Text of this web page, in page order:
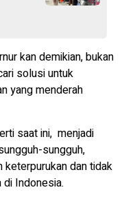
kan demikian, bukan
solusi untuk
yang menderah
saat ini, menjadi
sungguh,
keterpurukan dan tidak
Indonesia.